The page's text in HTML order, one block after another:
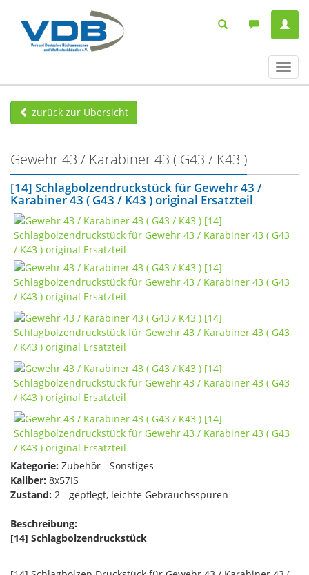
ein-/
zurück zur Übersicht
Gewehr 43 / Karabiner 43 ( G43 / K43 )
[14] Schlagbolzendruckstück für Gewehr 43 /
Karabiner 43 ( G43 / K43 ) original Ersatzteil
Kategorie: Zubehör - Sonstiges
Kaliber: 8x57IS
Zustand: 2 - gepflegt, leichte Gebrauchsspuren
Beschreibung:
[14] Schlagbolzendruckstück